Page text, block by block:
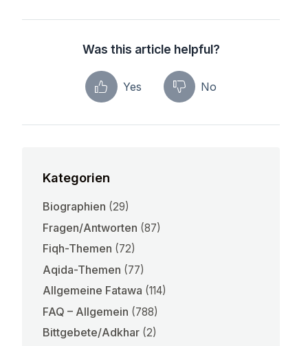
Was this article helpful?
Yes No
Kategorien
Biographien (29)
Fragen/Antworten (87)
Fiqh-Themen (72)
Aqida-Themen (77)
Allgemeine Fatawa (114)
FAQ – Allgemein (788)
Bittgebete/Adkhar (2)